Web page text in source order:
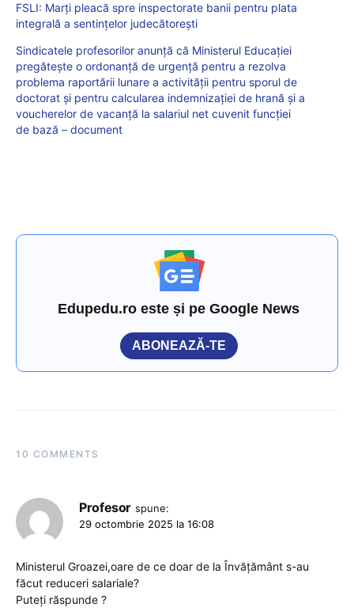
FSLI: Marți pleacă spre inspectorate banii pentru plata
integrală a sentințelor judecătorești
Sindicatele profesorilor anunță că Ministerul Educației
pregătește o ordonanță de urgență pentru a rezolva
problema raportării lunare a activității pentru sporul de
doctorat și pentru calcularea indemnizației de hrană și a
voucherelor de vacanță la salariul net cuvenit funcției
de bază – document
Edupedu.ro este și pe Google News
ABONEAZĂ-TE
10 COMMENTS
Profesor spune:
29 octombrie 2025 la 16:08
Ministerul Groazei,oare de ce doar de la Învățământ s-au
făcut reduceri salariale?
Puteți răspunde ?